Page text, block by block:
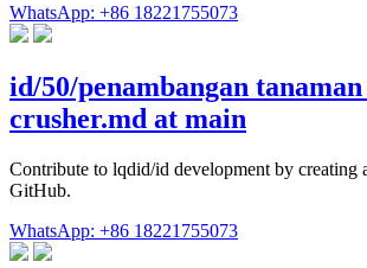
WhatsApp: +86 18221755073
id/50/penambangan
crusher.md at main
Contribute to lqdid/id development by creating
GitHub.
WhatsApp: +86 18221755073